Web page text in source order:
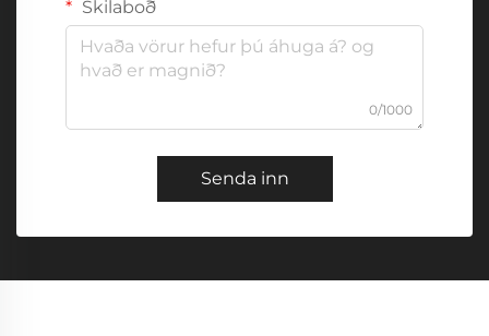
Skilaboð
0/1000
Senda inn